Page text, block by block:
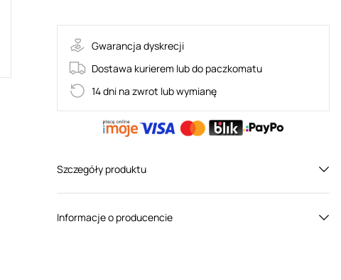
Gwarancja dyskrecji
Dostawa kurierem lub do paczkomatu
14 dni na zwrot lub wymianę
Szczegóły produktu
Informacje o producencie